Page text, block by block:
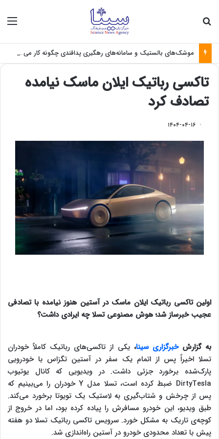
موشک‌های بالستیک و سامانه‌های رهگیری پدافندی چگونه کار می کنند؟
تاکسی رباتیک ایلان ماسک نیامده
تصادف کرد
۱۴۰۴-۰۴-۱۶
اولین تاکسی رباتیک ایلان ماسک در آستین هنوز نیامده با تصادفی
عجیب خبرساز شد؛ هوش مصنوعی تسلا چه ایرادی داشت؟
به گزارشخبرگزاری سینا،یکی از تاکسی‌های رباتیک کاملاً خودران
تسلا اخیراً پس از اتمام یک سفر در آستین تگزاس با خودرویی
پارک‌شده برخورد جزئی داشت. در ویدیویی که کانال یوتیوب
DirtyTesla ضبط کرده است، تسلا مدل Y خودران را می‌بینیم که
پس از چرخش و شتاب‌گیری به لاستیک یک تویوتا برخورد می‌کند.
طبق ویدیو، این خودرو مسافرش را پیاده کرده بود، اما در خروج از
کوچه‌ی تاریک به مشکل خورد. سرویس تاکسی رباتیک تسلا دو هفته
پیش با تعداد محدودی خودرو در آستین راه‌اندازی شد.